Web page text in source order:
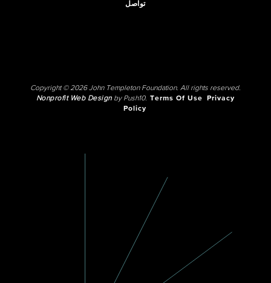
تواصل
Copyright © 2026 John Templeton Foundation. All rights reserved.
Nonprofit Web Designby Push10. Terms Of Use
Privacy
Policy